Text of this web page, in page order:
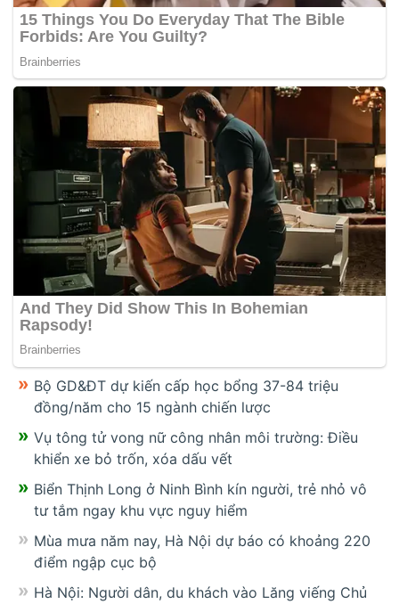
Bộ GD&ĐT dự kiến cấp học bổng 37-84 triệu
đồng/năm cho 15 ngành chiến lược
Vụ tông tử vong nữ công nhân môi trường: Điều
khiển xe bỏ trốn, xóa dấu vết
Biển Thịnh Long ở Ninh Bình kín người, trẻ nhỏ vô
tư tắm ngay khu vực nguy hiểm
Mùa mưa năm nay, Hà Nội dự báo có khoảng 220
điểm ngập cục bộ
Hà Nội: Người dân, du khách vào Lăng viếng Chủ